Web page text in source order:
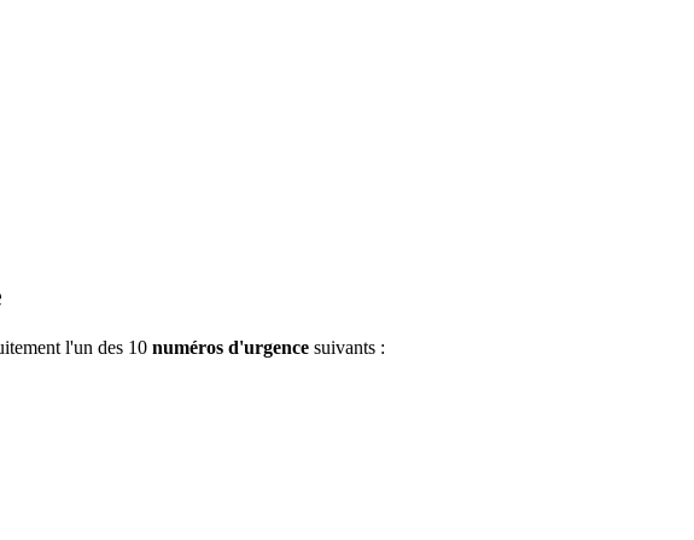
l'un des 10 numéros d'urgence suivants :